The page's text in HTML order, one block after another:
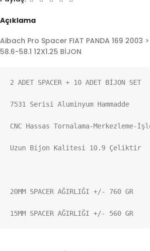
Açıklama
Aibach Pro Spacer FIAT PANDA 169 2003
58.6-58.1 12X1.25 BİJON
2 ADET SPACER + 10 ADET BİJON SET
7531 Serisi Aluminyum Hammadde
CNC Hassas Tornalama-Merkezleme-
Uzun Bijon Kalitesi 10.9 Çeliktir
20MM SPACER AĞIRLIĞI +/- 760 GR
15MM SPACER AĞIRLIĞI +/- 560 GR